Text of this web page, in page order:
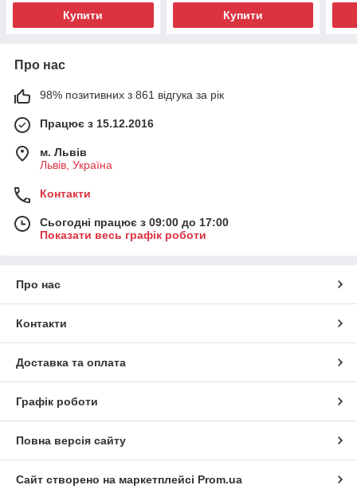
Купити Купити
Про нас
98% позитивних з 861 відгука за рік
Працює з 15.12.2016
м. Львів
Львів, Україна
Контакти
Сьогодні працює з 09:00 до 17:00
Показати весь графік роботи
Про нас
Контакти
Доставка та оплата
Графік роботи
Повна версія сайту
Сайт створено на маркетплейсі Prom.ua